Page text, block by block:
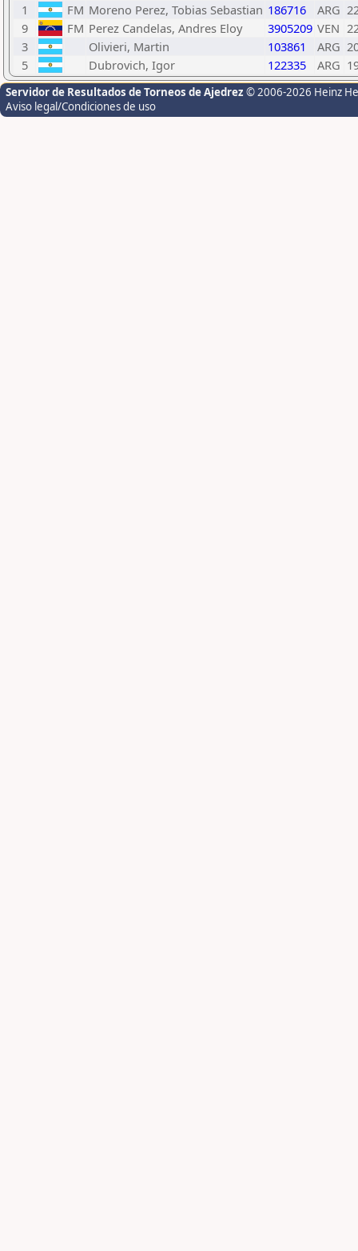
1
FM Moreno Perez, Tobias Sebastian 186716 ARG
9
FM Perez Candelas, Andres Eloy 3905209 VEN
3
Olivieri, Martin 103861 ARG
5
Dubrovich, Igor 122335 ARG
Servidor de Resultados de Torneos de Ajedrez © 2006-2026 Heinz
Aviso legal/Condiciones de uso